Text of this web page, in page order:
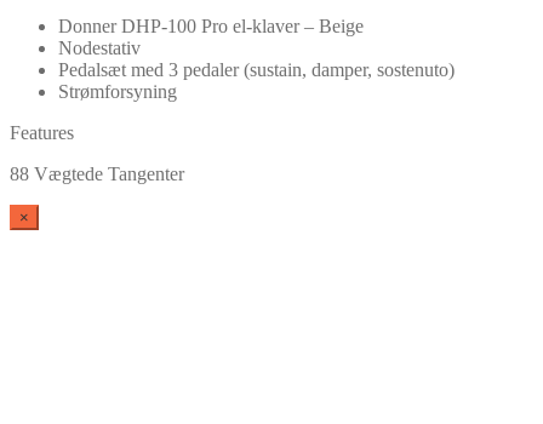
Donner DHP-100 Pro el-klaver – Beige
Nodestativ
Pedalsæt med 3 pedaler (sustain, damper, sostenuto)
Strømforsyning
Features
88 Vægtede Tangenter
×